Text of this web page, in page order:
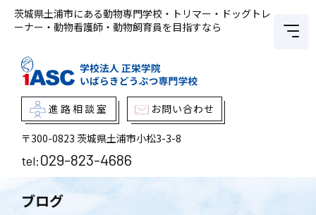
茨城県土浦市にある動物専門学校・トリマー・ドッグトレ
ーナー・動物看護師・動物飼育員を目指すなら
進路相談室 お問い合わせ
〒300-0823 茨城県土浦市小松3-3-8
tel:029-823-4686
ブログ